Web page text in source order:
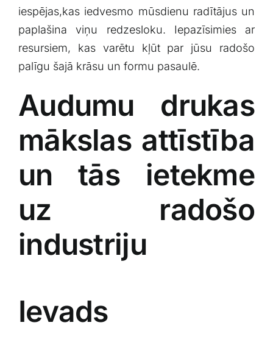
iespējas,kas⁣ iedvesmo ‌mūsdienu radītājus un⁤
paplašina viņu redzesloku. Iepazīsimies ar
resursiem, kas varētu kļūt⁣ par jūsu radošo
palīgu šajā krāsu un formu pasaulē.
Audumu drukas
mākslas attīstība
‍un ⁣tās ietekme
uz radošo
industriju
Ievads